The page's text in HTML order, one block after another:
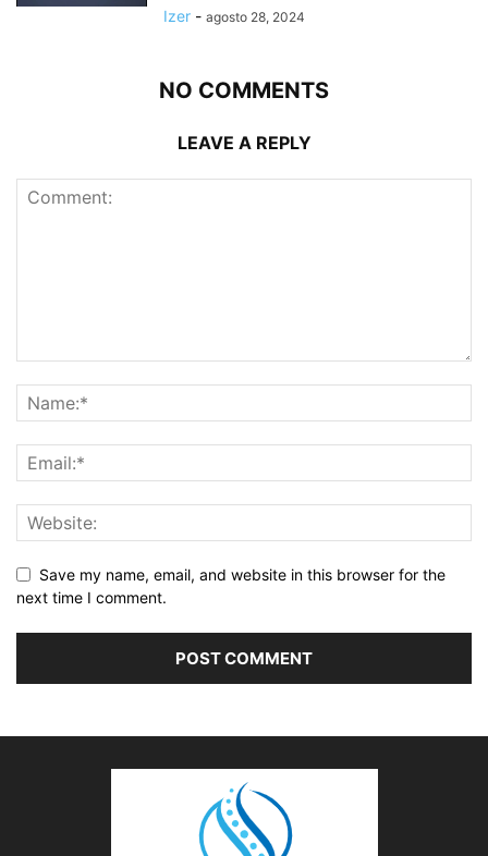
Izer - agosto 28, 2024
NO COMMENTS
LEAVE A REPLY
Save my name, email, and website in this browser for the
next time I comment.